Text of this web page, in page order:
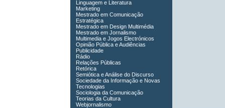
Linguagem e Literatura
Marketing
Mestrado em Comunicação
Estratégica
Mestrado em Design Multimédia
Mestrado em Jornalismo
Multimedia e Jogos Electrónicos
Opinião Pública e Audiências
Publicidade
Rádio
Relações Públicas
Retórica
Semiótica e Análise do Discurso
Sociedade da Informação e Novas
Tecnologias
Sociologia da Comunicação
Teorias da Cultura
Webjornalismo